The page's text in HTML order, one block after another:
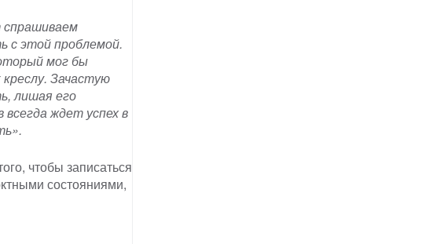
с этой проблемой.
мог бы
креслу. Зачастую
лишая его
ждет успех в
чтобы записаться
состояниями,